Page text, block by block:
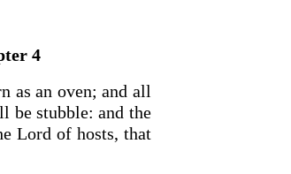
4
as an oven; and all
be stubble: and the
Lord of hosts, that